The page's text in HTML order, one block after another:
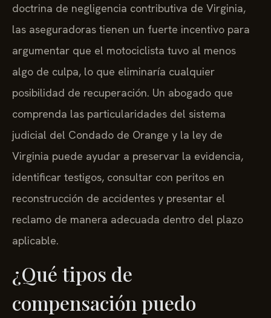
doctrina de negligencia contributiva de Virginia,
las aseguradoras tienen un fuerte incentivo para
argumentar que el motociclista tuvo al menos
algo de culpa, lo que eliminaría cualquier
posibilidad de recuperación. Un abogado que
comprenda las particularidades del sistema
judicial del Condado de Orange y la ley de
Virginia puede ayudar a preservar la evidencia,
identificar testigos, consultar con peritos en
reconstrucción de accidentes y presentar el
reclamo de manera adecuada dentro del plazo
aplicable.
¿Qué tipos de
compensación puedo